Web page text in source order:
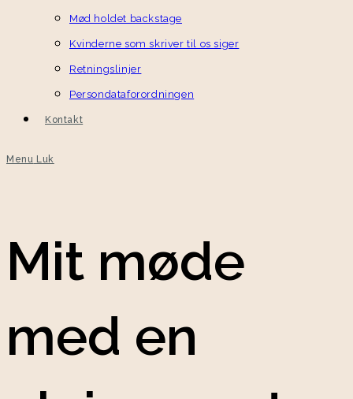
Mød holdet backstage
Kvinderne som skriver til os siger
Retningslinjer
Persondataforordningen
Kontakt
Menu Luk
Mit møde
med en